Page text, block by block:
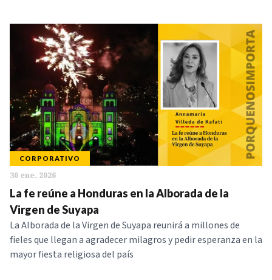
CORPORATIVO
30 ene. 2026
La fe reúne a Honduras en la Alborada de la
Virgen de Suyapa
La Alborada de la Virgen de Suyapa reunirá a millones de
fieles que llegan a agradecer milagros y pedir esperanza en la
mayor fiesta religiosa del país